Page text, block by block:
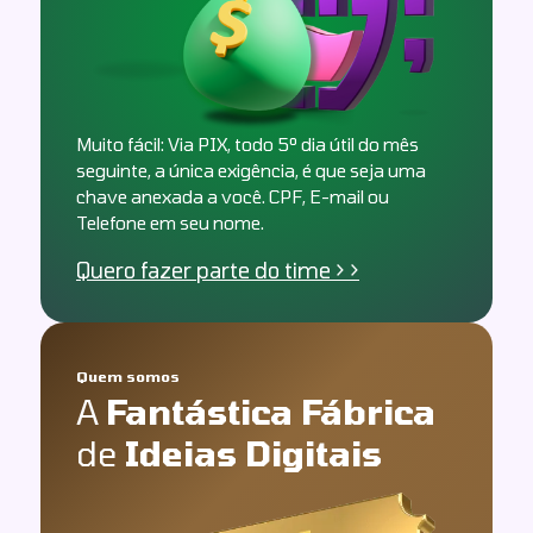
estratégias de mídia paga dos clientes da
Cubo, seu acompanhamento e otimização
de suas campanhas.
Muito fácil: Via PIX, todo 5º dia útil do mês
seguinte, a única exigência, é que seja uma
chave anexada a você. CPF, E-mail ou
Telefone em seu nome.
Quero fazer parte do time > >
Quem somos
A Fantástica Fábrica
de Ideias Digitais